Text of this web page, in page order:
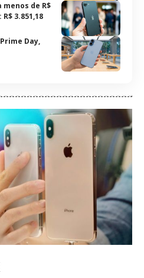
menos de R$
3.851,18
Day,